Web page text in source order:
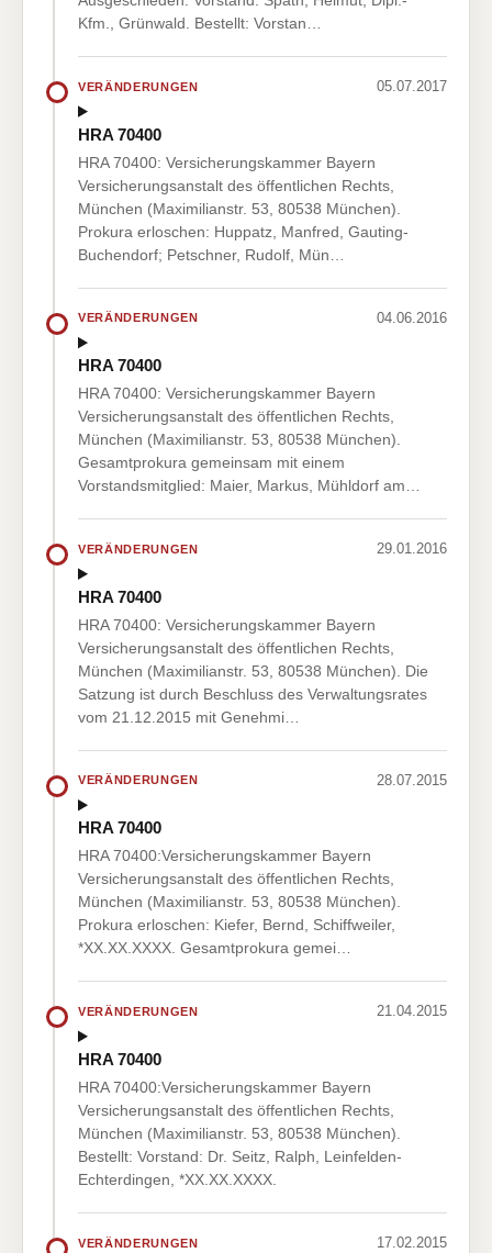
Kfm., Grünwald. Bestellt: Vorstan…
VERÄNDERUNGEN 05.07.2017
HRA 70400
HRA 70400: Versicherungskammer Bayern
Versicherungsanstalt des öffentlichen Rechts,
München (Maximilianstr. 53, 80538 München).
Prokura erloschen: Huppatz, Manfred, Gauting-
Buchendorf; Petschner, Rudolf, Mün…
VERÄNDERUNGEN 04.06.2016
HRA 70400
HRA 70400: Versicherungskammer Bayern
Versicherungsanstalt des öffentlichen Rechts,
München (Maximilianstr. 53, 80538 München).
Gesamtprokura gemeinsam mit einem
Vorstandsmitglied: Maier, Markus, Mühldorf am…
VERÄNDERUNGEN 29.01.2016
HRA 70400
HRA 70400: Versicherungskammer Bayern
Versicherungsanstalt des öffentlichen Rechts,
München (Maximilianstr. 53, 80538 München). Die
Satzung ist durch Beschluss des Verwaltungsrates
vom 21.12.2015 mit Genehmi…
VERÄNDERUNGEN 28.07.2015
HRA 70400
HRA 70400:Versicherungskammer Bayern
Versicherungsanstalt des öffentlichen Rechts,
München (Maximilianstr. 53, 80538 München).
Prokura erloschen: Kiefer, Bernd, Schiffweiler,
*XX.XX.XXXX. Gesamtprokura gemei…
VERÄNDERUNGEN 21.04.2015
HRA 70400
HRA 70400:Versicherungskammer Bayern
Versicherungsanstalt des öffentlichen Rechts,
München (Maximilianstr. 53, 80538 München).
Bestellt: Vorstand: Dr. Seitz, Ralph, Leinfelden-
Echterdingen, *XX.XX.XXXX.
VERÄNDERUNGEN 17.02.2015